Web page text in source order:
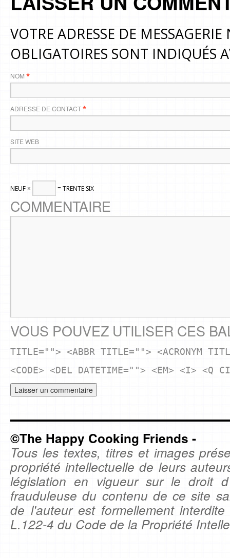
VOTRE ADRESSE DE
OBLIGATOIRES SONT INDIQUÉS
NOM *
ADRESSE DE CONTACT*
SITE WEB
NEUF × = TRENTE SIX
COMMENTAIRE
VOUS POUVEZ UTILISER CES
TITLE=""> <ABBR TITLE=""> <ACRONYM
<CODE> <DEL DATETIME=""> <EM> <I> <Q
©The Happy Cooking Friends -
Tous les textes, titres et images
propriété intellectuelle de leurs
législation en vigueur sur le droit
frauduleuse du contenu de ce site
de l'auteur est formellement
L.122-4 du Code de la Propriété